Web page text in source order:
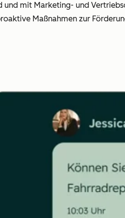
mit Marketing- und
Maßnahmen zur